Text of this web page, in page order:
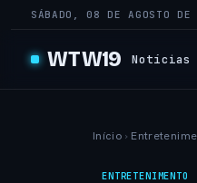
SÁBADO, 08 DE AGOSTO DE
WTW19 Notícias
Início ›
ENTRETENIMENTO